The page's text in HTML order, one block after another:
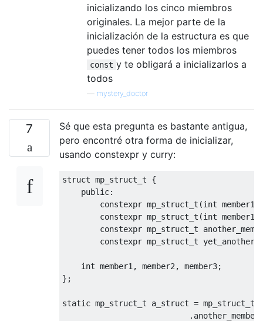
inicializando los cinco miembros
originales. La mejor parte de la
inicialización de la estructura es que
puedes tener todos los miembros
const y te obligará a inicializarlos a
todos
mystery_doctor
7
Sé que esta pregunta es bastante antigua,
pero encontré otra forma de inicializar,
usando constexpr y curry:
struct mp_struct_t
{
public:
constexpr mp_struct_t (int member1
constexpr mp_struct_t (int member1
constexpr mp_struct_t
constexpr mp_struct_t
int member1 , member2 , member3;
};
static mp_struct_t a_struct = mp_struct_t
. another_member